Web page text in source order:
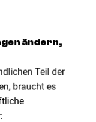
ändern,
Teil der
braucht es